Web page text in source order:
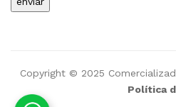
Copyright © 2025
Política